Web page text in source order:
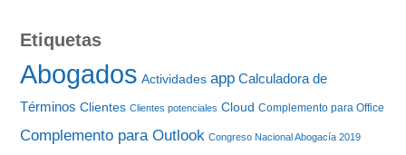
Etiquetas
Abogados Actividades app Calculadora de
Términos Clientes Clientes potenciales Cloud Complemento para Office
Complemento para Outlook Congreso Nacional Abogacía 2019